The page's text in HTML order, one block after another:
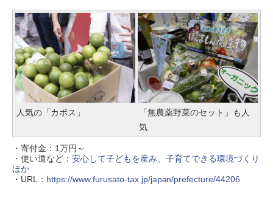
人気の「カボス」
「無農薬野菜のセット」も人
気
・寄付金：1万円～
・使い道など： 安心して子どもを産み、子育てできる環境づくり
ほか
・URL： https://www.furusato-tax.jp/japan/prefecture/44206